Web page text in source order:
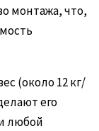
монтажа, что,
(около 12 кг/
его
любой